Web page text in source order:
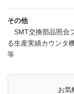
その他
SMT交換部品照合
る生産実績カウンタ
等
お気